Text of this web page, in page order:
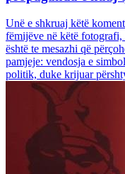
Unë e shkruaj këtë
fëmijëve në këtë fotografi,
është te mesazhi që
pamjeje: vendosja e
politik, duke krijuar